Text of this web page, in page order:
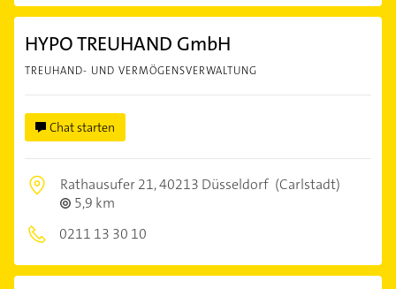
HYPO TREUHAND GmbH
TREUHAND- UND VERMÖGENSVERWALTUNG
Chat starten
Rathausufer 21,40213 Düsseldorf (Carlstadt)
5,9 km
0211 13 30 10